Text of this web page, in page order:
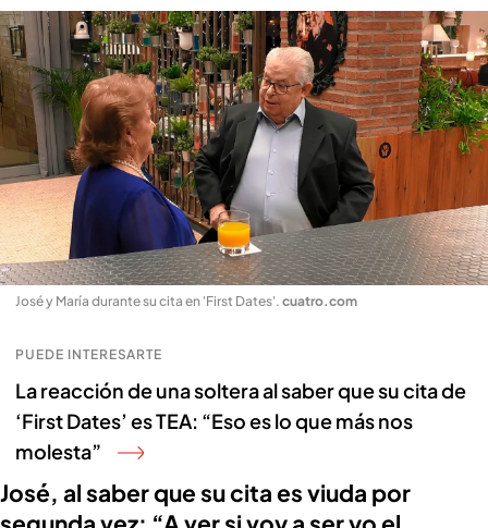
José y María durante su cita en 'First Dates'. cuatro.com
PUEDE INTERESARTE
La reacción de una soltera al saber que su cita de
‘First Dates’ es TEA: “Eso es lo que más nos
molesta”
José, al saber que su cita es viuda por